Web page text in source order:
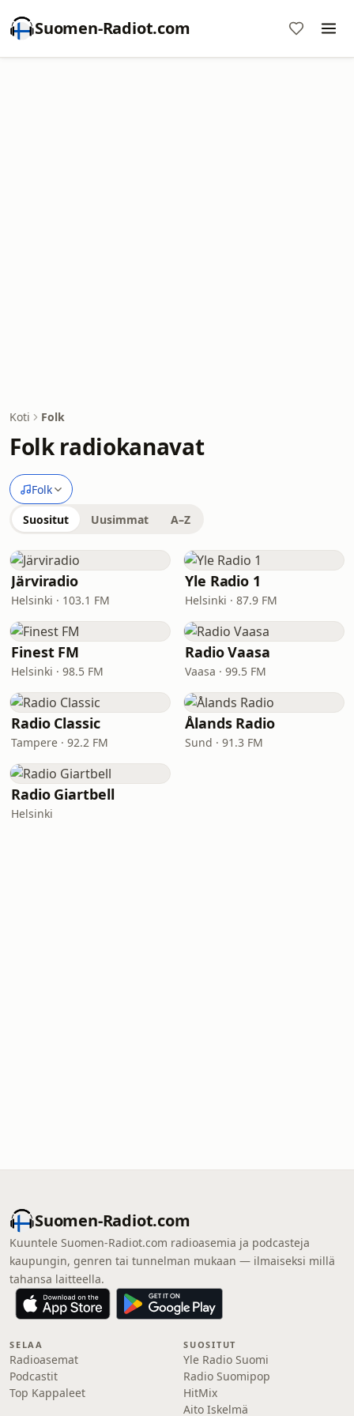
Suomen-Radiot.com
Koti Folk
Folk radiokanavat
Folk
Suositut Uusimmat A–Z
Järviradio
Helsinki · 103.1 FM
Yle Radio 1
Helsinki · 87.9 FM
Finest FM
Helsinki · 98.5 FM
Radio Vaasa
Vaasa · 99.5 FM
Radio Classic
Tampere · 92.2 FM
Ålands Radio
Sund · 91.3 FM
Radio Giartbell
Helsinki
Suomen-Radiot.com
Kuuntele Suomen-Radiot.com radioasemia ja podcasteja
kaupungin, genren tai tunnelman mukaan — ilmaiseksi millä
tahansa laitteella.
SELAA
Radioasemat
Podcastit
Top Kappaleet
SUOSITUT
Yle Radio Suomi
Radio Suomipop
HitMix
Aito Iskelmä